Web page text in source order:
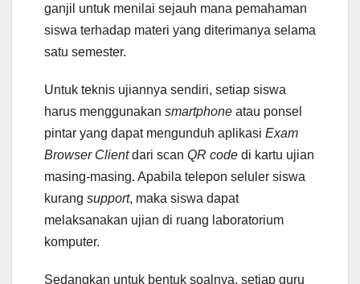
ganjil untuk menilai sejauh mana pemahaman
siswa terhadap materi yang diterimanya selama
satu semester.
Untuk teknis ujiannya sendiri, setiap siswa
harus menggunakan smartphone atau ponsel
pintar yang dapat mengunduh aplikasi Exam
Browser Clientdari scan QR code di kartu ujian
masing-masing. Apabila telepon seluler siswa
kurang support, maka siswa dapat
melaksanakan ujian di ruang laboratorium
komputer.
Sedangkan untuk bentuk soalnya, setiap guru